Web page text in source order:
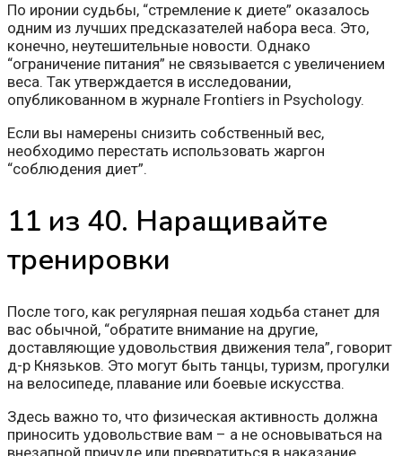
По иронии судьбы, “стремление к диете” оказалось
одним из лучших предсказателей набора веса. Это,
конечно, неутешительные новости. Однако
“ограничение питания” не связывается с увеличением
веса. Так утверждается в исследовании,
опубликованном в журнале Frontiers in Psychology.
Если вы намерены снизить собственный вес,
необходимо перестать использовать жаргон
“соблюдения диет”.
11 из 40. Наращивайте
тренировки
После того, как регулярная пешая ходьба станет для
вас обычной, “обратите внимание на другие,
доставляющие удовольствия движения тела”, говорит
д-р Князьков. Это могут быть танцы, туризм, прогулки
на велосипеде, плавание или боевые искусства.
Здесь важно то, что физическая активность должна
приносить удовольствие вам – а не основываться на